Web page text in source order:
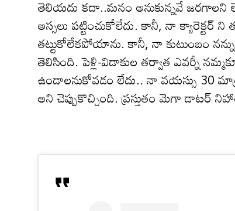
తెలియదు కదా..మనం అనుకున్నవే జరగాలని
అస్సలు పట్టించుకోలేదు. కానీ, నా క్యారెక్ట‌ర్ ని
తట్టుకోలేకపోయాను. కానీ, నా కుటుంబం
తెలిసింది. పెళ్లి-విడాకుల త‌ర్వాత ఎవ‌ర్నీ
ఉండాలనుకోవడం లేదు.. నా వయస్సు 30
అని చెప్పుకొచ్చింది. ప్రస్తుతం మెగా డాటర్